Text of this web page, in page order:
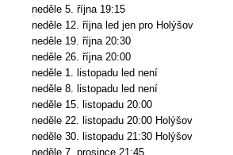
neděle 5. října 19:15
neděle 12. října led jen pro Holýšov
neděle 19. října 20:30
neděle 26. října 20:00
neděle 1. listopadu led není
neděle 8. listopadu led není
neděle 15. listopadu 20:00
neděle 22. listopadu 20:00 Holýšov
neděle 30. listopadu 21:30 Holýšov
neděle 7. prosince 21:45